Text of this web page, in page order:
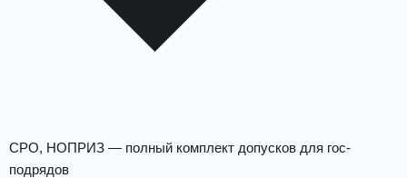
СРО, НОПРИЗ — полный комплект допусков для гос-
подрядов